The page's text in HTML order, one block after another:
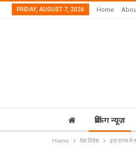
FRIDAY, AUGUST 7, 2026 Home
ब्रेकिंग न्यूज़
Home देश विदेश इस राज्य में